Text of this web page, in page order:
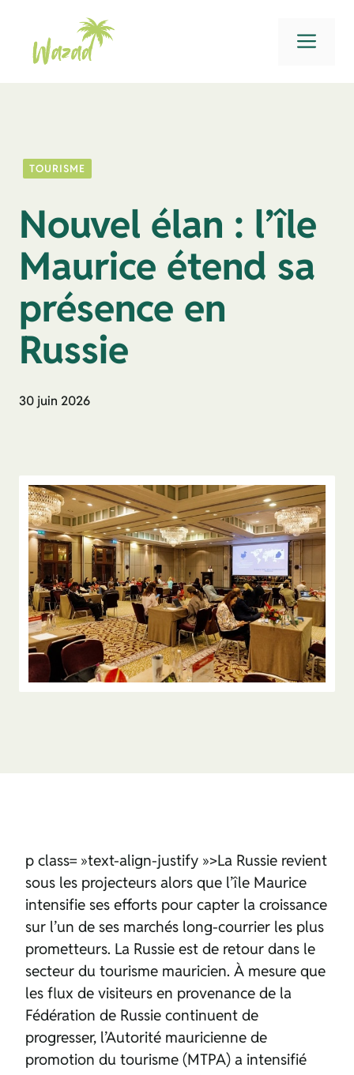
contenu
TOURISME
Nouvel élan : l’île
Maurice étend sa
présence en
Russie
30 juin 2026
p class= »text-align-justify »>La Russie revient
sous les projecteurs alors que l’île Maurice
intensifie ses efforts pour capter la croissance
sur l’un de ses marchés long-courrier les plus
prometteurs. La Russie est de retour dans le
secteur du tourisme mauricien. À mesure que
les flux de visiteurs en provenance de la
Fédération de Russie continuent de
progresser, l’Autorité mauricienne de
promotion du tourisme (MTPA) a intensifié